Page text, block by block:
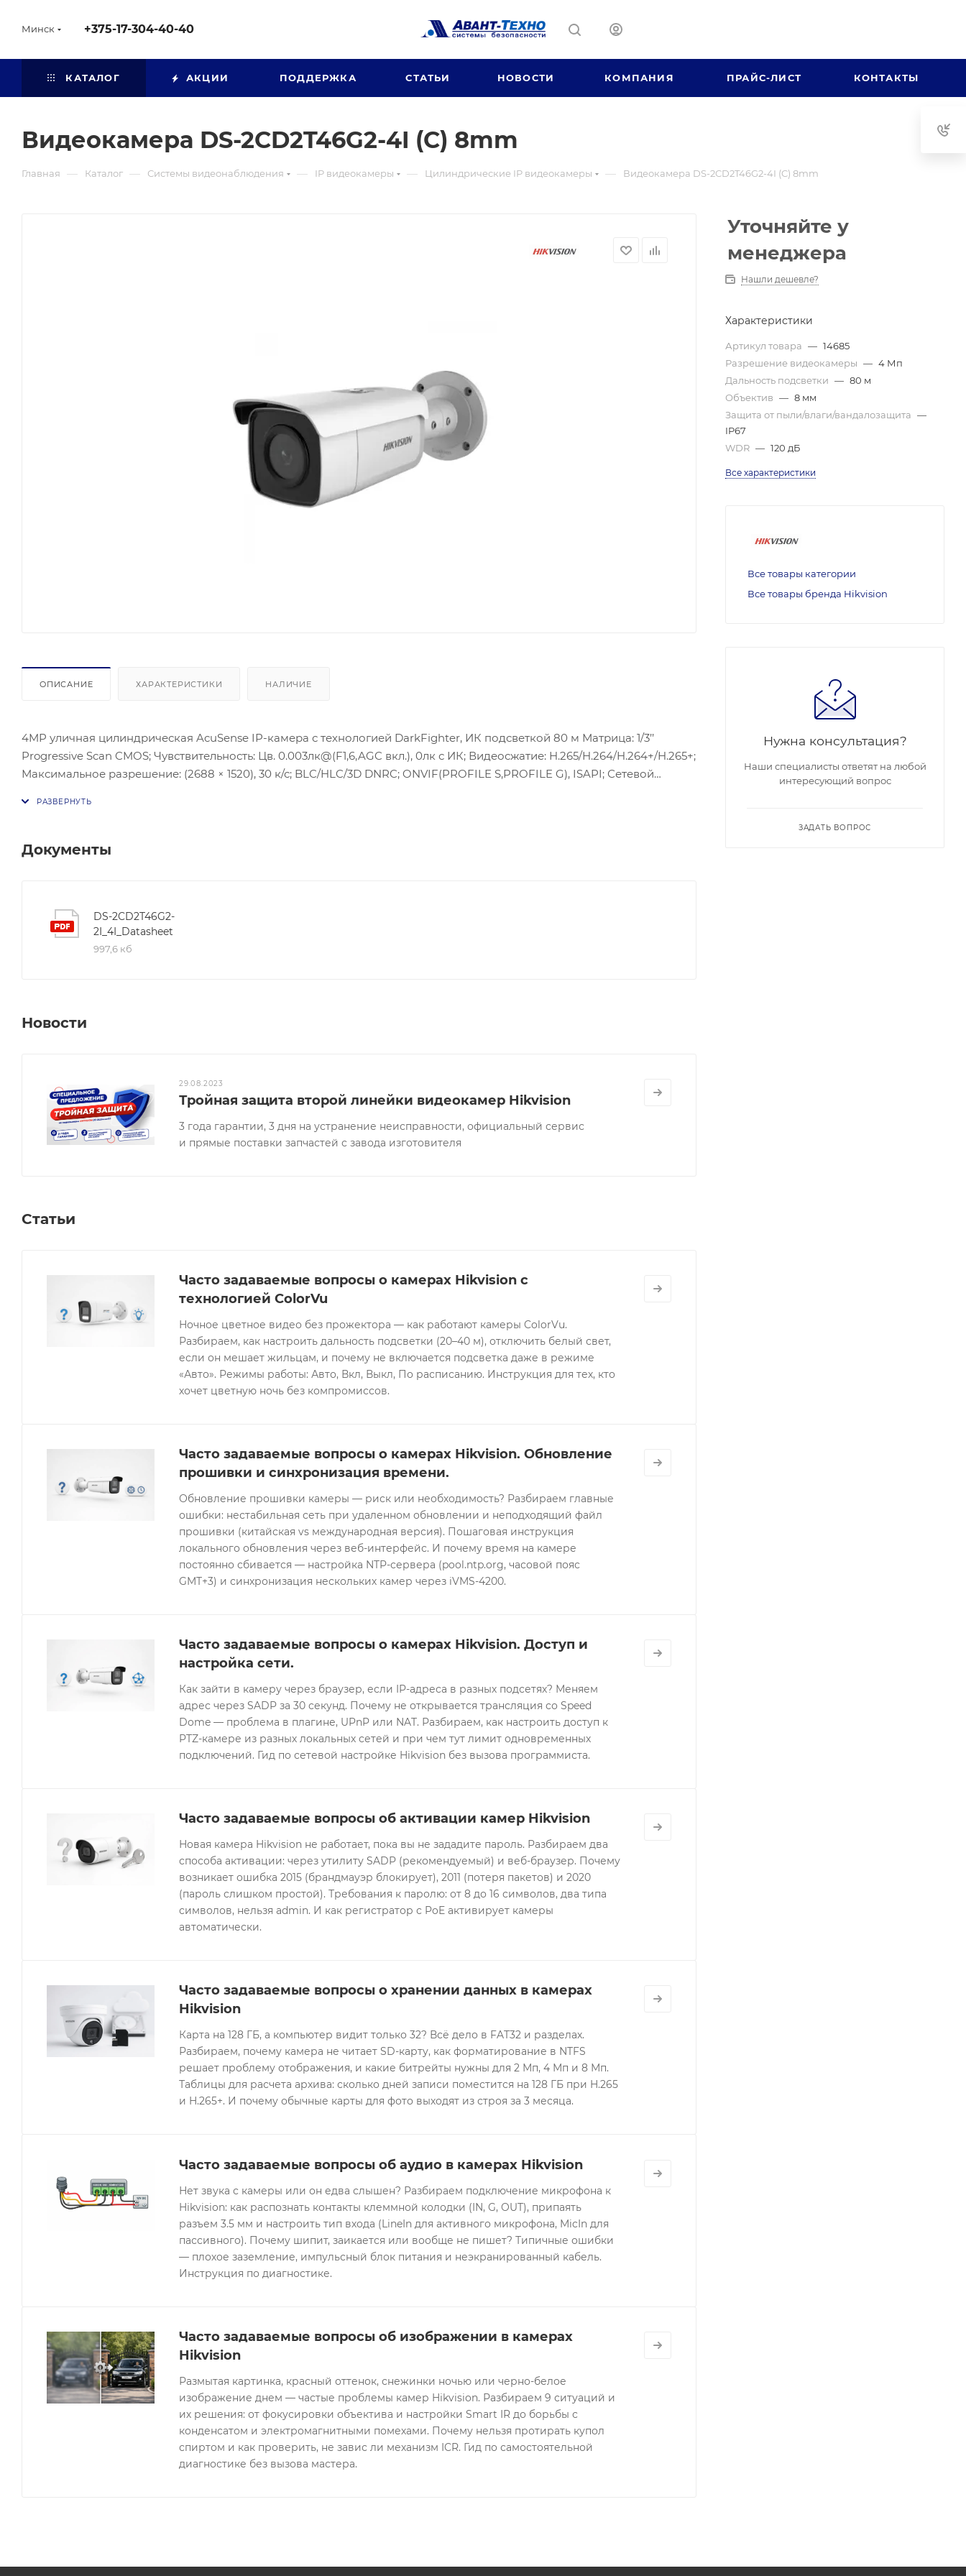
Минск +375-17-304-40-40
КАТАЛОГ АКЦИИ ПОДДЕРЖКА СТАТЬИ НОВОСТИ КОМПАНИЯ ПРАЙС-ЛИСТ КОНТАКТЫ
Видеокамера DS-2CD2T46G2-4I (C) 8mm
Главная — Каталог — Системы видеонаблюдения — IP видеокамеры — Цилиндрические IP видеокамеры — Видеокамера DS-2CD2T46G2-4I (C) 8mm
ОПИСАНИЕ ХАРАКТЕРИСТИКИ НАЛИЧИЕ
4MP уличная цилиндрическая AcuSense IP-камера с технологией DarkFighter, ИК подсветкой 80 м Матрица: 1/3’’
Progressive Scan CMOS; Чувствительность: Цв. 0.003лк@(F1,6,AGC вкл.), 0лк с ИК; Видеосжатие: H.265/H.264/H.264+/H.265+;
Максимальное разрешение: (2688 × 1520), 30 к/с; BLC/HLC/3D DNRC; ONVIF(PROFILE S,PROFILE G), ISAPI; Сетевой
Документы
DS-2CD2T46G2-
2I_4I_Datasheet
997,6 кб
Новости
29.08.2023
Тройная защита второй линейки видеокамер Hikvision
3 года гарантии, 3 дня на устранение неисправности, официальный сервис
и прямые поставки запчастей с завода изготовителя
Статьи
Часто задаваемые вопросы о камерах Hikvision с
технологией ColorVu
Ночное цветное видео без прожектора — как работают камеры ColorVu.
Разбираем, как настроить дальность подсветки (20–40 м), отключить белый свет,
если он мешает жильцам, и почему не включается подсветка даже в режиме
«Авто». Режимы работы: Авто, Вкл, Выкл, По расписанию. Инструкция для тех, кто
хочет цветную ночь без компромиссов.
Часто задаваемые вопросы о камерах Hikvision. Обновление
прошивки и синхронизация времени.
Обновление прошивки камеры — риск или необходимость? Разбираем главные
ошибки: нестабильная сеть при удаленном обновлении и неподходящий файл
прошивки (китайская vs международная версия). Пошаговая инструкция
локального обновления через веб-интерфейс. И почему время на камере
постоянно сбивается — настройка NTP-сервера (pool.ntp.org, часовой пояс
GMT+3) и синхронизация нескольких камер через iVMS-4200.
Часто задаваемые вопросы о камерах Hikvision. Доступ и
настройка сети.
Как зайти в камеру через браузер, если IP-адреса в разных подсетях? Меняем
адрес через SADP за 30 секунд. Почему не открывается трансляция со Speed
Dome — проблема в плагине, UPnP или NAT. Разбираем, как настроить доступ к
PTZ-камере из разных локальных сетей и при чем тут лимит одновременных
подключений. Гид по сетевой настройке Hikvision без вызова программиста.
Часто задаваемые вопросы об активации камер Hikvision
Новая камера Hikvision не работает, пока вы не зададите пароль. Разбираем два
способа активации: через утилиту SADP (рекомендуемый) и веб-браузер. Почему
возникает ошибка 2015 (брандмауэр блокирует), 2011 (потеря пакетов) и 2020
(пароль слишком простой). Требования к паролю: от 8 до 16 символов, два типа
символов, нельзя admin. И как регистратор с PoE активирует камеры
автоматически.
Часто задаваемые вопросы о хранении данных в камерах
Hikvision
Карта на 128 ГБ, а компьютер видит только 32? Всё дело в FAT32 и разделах.
Разбираем, почему камера не читает SD-карту, как форматирование в NTFS
решает проблему отображения, и какие битрейты нужны для 2 Мп, 4 Мп и 8 Мп.
Таблицы для расчета архива: сколько дней записи поместится на 128 ГБ при H.265
и H.265+. И почему обычные карты для фото выходят из строя за 3 месяца.
Часто задаваемые вопросы об аудио в камерах Hikvision
Нет звука с камеры или он едва слышен? Разбираем подключение микрофона к
Hikvision: как распознать контакты клеммной колодки (IN, G, OUT), припаять
разъем 3.5 мм и настроить тип входа (LineIn для активного микрофона, MicIn для
пассивного). Почему шипит, заикается или вообще не пишет? Типичные ошибки
— плохое заземление, импульсный блок питания и неэкранированный кабель.
Инструкция по диагностике.
Часто задаваемые вопросы об изображении в камерах
Hikvision
Размытая картинка, красный оттенок, снежинки ночью или черно-белое
изображение днем — частые проблемы камер Hikvision. Разбираем 9 ситуаций и
их решения: от фокусировки объектива и настройки Smart IR до борьбы с
конденсатом и электромагнитными помехами. Почему нельзя протирать купол
спиртом и как проверить, не завис ли механизм ICR. Гид по самостоятельной
диагностике без вызова мастера.
Уточняйте у
менеджера
Нашли дешевле?
Характеристики
Артикул товара — 14685
Разрешение видеокамеры — 4 Мп
Дальность подсветки — 80 м
Объектив — 8 мм
Защита от пыли/влаги/вандалозащита —
IP67
WDR — 120 дБ
Все характеристики
Все товары категории
Все товары бренда Hikvision
Нужна консультация?
Наши специалисты ответят на любой
интересующий вопрос
ЗАДАТЬ ВОПРОС